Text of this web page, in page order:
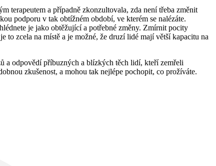
terapeutem a případně zkonzultovala, zda není třeba změnit
podporu v tak obtížném období, ve kterém se nalézáte.
je jako obtěžující a potřebné změny. Zmírnit pocity
to zcela na místě a je možné, že druzí lidé mají větší kapacitu na
a odpovědí příbuzných a blízkých těch lidí, kteří zemřeli
zkušenost, a mohou tak nejlépe pochopit, co prožíváte.